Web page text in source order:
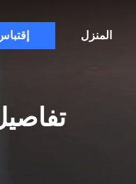
المنزل